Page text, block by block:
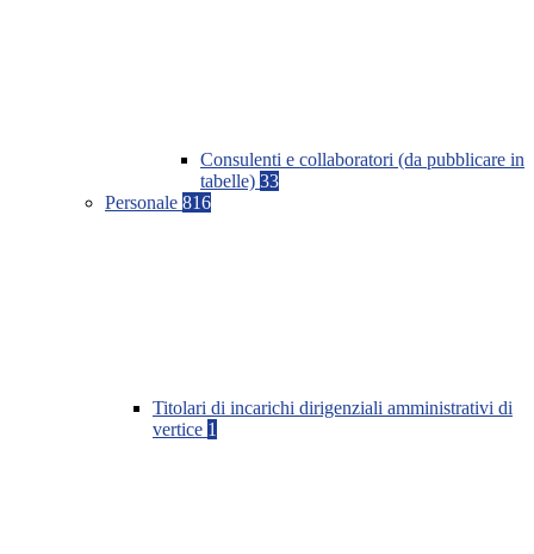
Consulenti e collaboratori (da pubblicare in
tabelle) 33
Personale 816
Titolari di incarichi dirigenziali amministrativi di
vertice 1